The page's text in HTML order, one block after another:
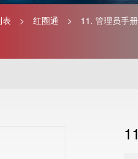
> 红圈通 > 11. 管理员手